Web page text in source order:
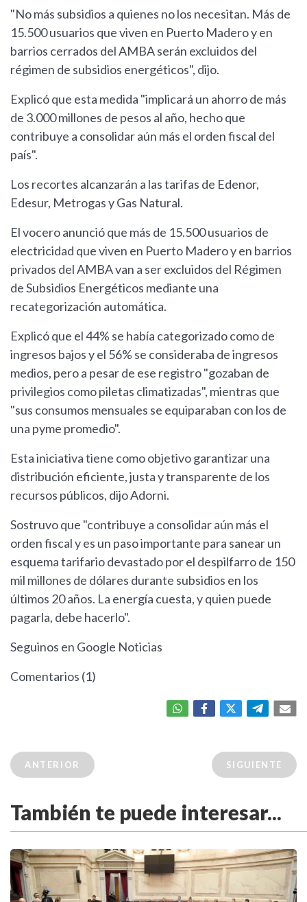
"No más subsidios a quienes no los necesitan. Más de
15.500 usuarios que viven en Puerto Madero y en
barrios cerrados del AMBA serán excluidos del
régimen de subsidios energéticos", dijo.
Explicó que esta medida "implicará un ahorro de más
de 3.000 millones de pesos al año, hecho que
contribuye a consolidar aún más el orden fiscal del
país".
Los recortes alcanzarán a las tarifas de Edenor,
Edesur, Metrogas y Gas Natural.
El vocero anunció que más de 15.500 usuarios de
electricidad que viven en Puerto Madero y en barrios
privados del AMBA van a ser excluidos del Régimen
de Subsidios Energéticos mediante una
recategorización automática.
Explicó que el 44% se había categorizado como de
ingresos bajos y el 56% se consideraba de ingresos
medios, pero a pesar de ese registro "gozaban de
privilegios como piletas climatizadas", mientras que
"sus consumos mensuales se equiparaban con los de
una pyme promedio".
Esta iniciativa tiene como objetivo garantizar una
distribución eficiente, justa y transparente de los
recursos públicos, dijo Adorni.
Sostruvo que "contribuye a consolidar aún más el
orden fiscal y es un paso importante para sanear un
esquema tarifario devastado por el despilfarro de 150
mil millones de dólares durante subsidios en los
últimos 20 años. La energía cuesta, y quien puede
pagarla, debe hacerlo".
Seguinos en Google Noticias
Comentarios (1)
ANTERIOR SIGUIENTE
También te puede interesar...